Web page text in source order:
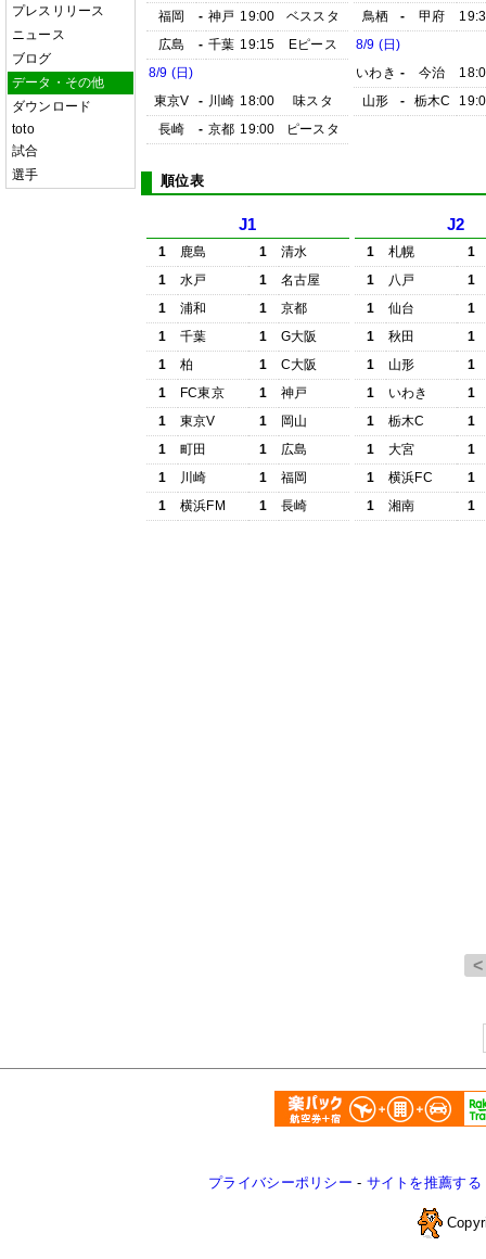
プレスリリース
ニュース
ブログ
データ・その他
ダウンロード
toto
試合
選手
福岡
- 神戸 19:00
ベススタ
広島
- 千葉 19:15
Eピース
8/9 (日)
東京V
- 川崎 18:00
味スタ
長崎
- 京都 19:00 ピースタ
鳥栖
- 甲府
8/9 (日)
いわき - 今治
山形
- 栃木C
順位表
J1
1 鹿島 1
清水
1
水戸 1
名古屋
1
浦和 1
京都
1
千葉 1
G大阪
1
柏 1
C大阪
1
FC東京 1
神戸
1
東京V 1
岡山
1
町田 1
広島
1
川崎 1
福岡
1
横浜FM 1 長崎
J2
1 札幌
1
1
八戸
1
1
仙台
1
1
秋田
1
1
山形
1
1
いわき
1
1
栃木C
1
1
大宮
1
1
横浜FC
1
1
湘南 1
プライバシーポリシー - サイトを推薦する